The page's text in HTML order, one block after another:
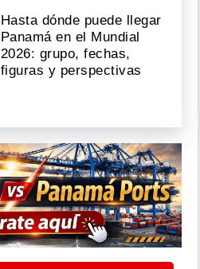
Hasta dónde puede llegar
Panamá en el Mundial
2026: grupo, fechas,
figuras y perspectivas